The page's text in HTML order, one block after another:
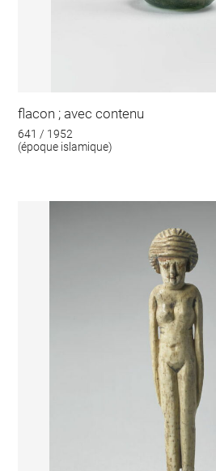
flacon ; avec contenu
641 / 1952
(époque islamique)